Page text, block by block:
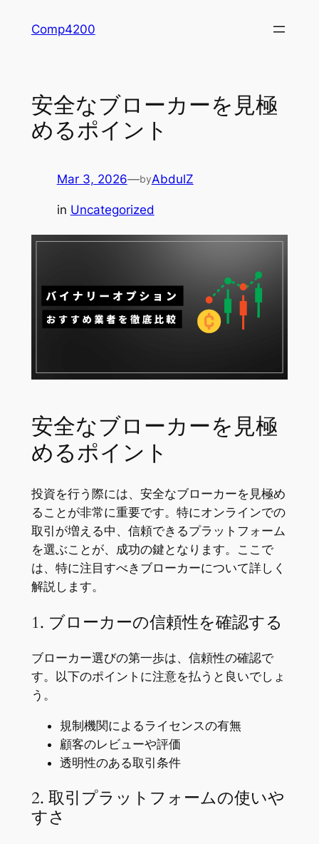
Comp4200
安全なブローカーを見極
めるポイント
Mar 3, 2026—byAbdulZ
in Uncategorized
安全なブローカーを見極
めるポイント
投資を行う際には、安全なブローカーを見極め
ることが非常に重要です。特にオンラインでの
取引が増える中、信頼できるプラットフォーム
を選ぶことが、成功の鍵となります。ここで
は、特に注目すべきブローカーについて詳しく
解説します。
1. ブローカーの信頼性を確認する
ブローカー選びの第一歩は、信頼性の確認で
す。以下のポイントに注意を払うと良いでしょ
う。
規制機関によるライセンスの有無
顧客のレビューや評価
透明性のある取引条件
2. 取引プラットフォームの使いや
すさ